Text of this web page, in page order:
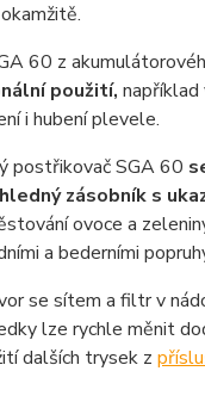
60 z
použití, například
i hubení plevele.
postřikovač SGA 60
zásobník s
ovoce a
a bederními
se sítem a filtr v
lze rychle měnit
dalších trysek z